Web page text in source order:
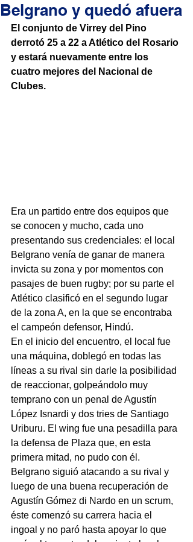
Belgrano y quedó afuera
El conjunto de Virrey del Pino
derrotó 25 a 22 a Atlético del Rosario
y estará nuevamente entre los
cuatro mejores del Nacional de
Clubes.
Era un partido entre dos equipos que
se conocen y mucho, cada uno
presentando sus credenciales: el local
Belgrano venía de ganar de manera
invicta su zona y por momentos con
pasajes de buen rugby; por su parte el
Atlético clasificó en el segundo lugar
de la zona A, en la que se encontraba
el campeón defensor, Hindú.
En el inicio del encuentro, el local fue
una máquina, doblegó en todas las
líneas a su rival sin darle la posibilidad
de reaccionar, golpeándolo muy
temprano con un penal de Agustín
López Isnardi y dos tries de Santiago
Uriburu. El wing fue una pesadilla para
la defensa de Plaza que, en esta
primera mitad, no pudo con él.
Belgrano siguió atacando a su rival y
luego de una buena recuperación de
Agustín Gómez di Nardo en un scrum,
éste comenzó su carrera hacia el
ingoal y no paró hasta apoyar lo que